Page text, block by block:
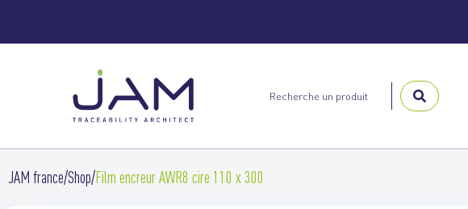
JAM france Shop Film encreur AWR8 cire 110 x 300